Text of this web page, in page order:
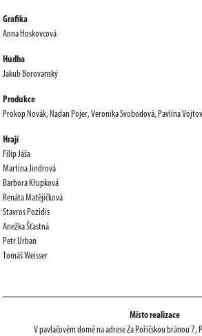
Grafika
Anna Hoskovcová
Hudba
Jakub Borovanský
Produkce
Prokop Novák, Nadan Pojer, Veronika Svobodová, Pavlína
Hrají
Filip Jáša
Martina Jindrová
Barbora Křupková
Renáta Matějíčková
Stavros Pozidis
Anežka Šťastná
Petr Urban
Tomáš Weisser
Místo realizace
V pavlačovém domě na adrese Za Poříčskou bránou 7,